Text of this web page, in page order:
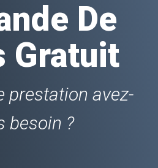
De
Gratuit
prestation avez-
besoin ?